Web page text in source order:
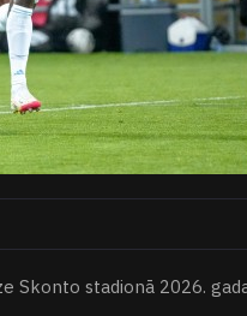
stadionā 2026.